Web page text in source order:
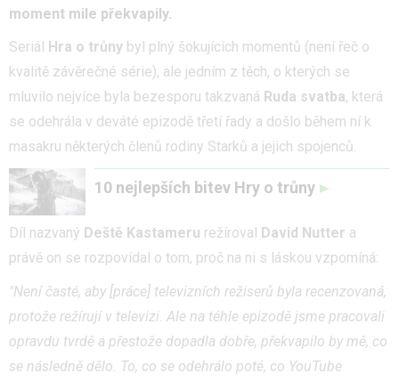
moment mile překvapily.
Seriál
Hra o trůny byl plný šokujících momentů (není řeč o
kvalitě závěrečné série), ale jedním z těch, o kterých se
mluvilo nejvíce byla bezesporu takzvaná Ruda svatba, která
se odehrála v deváté epizodě třetí řady a došlo během ní k
masakru některých členů rodiny Starků a jejich spojenců.
10 nejlepších bitev Hry o trůny
Díl nazvaný Deště Kastameru režíroval David Nutter a
právě on se rozpovídal o tom, proč na ni s láskou vzpomíná:
"Není časté, aby [práce] televizních režiserů byla recenzovaná,
protože režírují v televizi. Ale na téhle epizodě jsme pracovali
opravdu tvrdě a přestože dopadla dobře, překvapilo by mě, co
se následně dělo. To, co se odehrálo poté, co YouTube